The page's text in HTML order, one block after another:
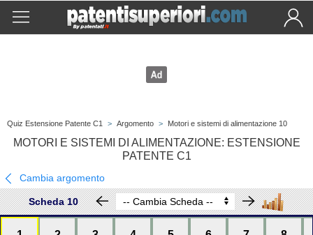
Quiz Estensione Patente C1 > Argomento > Motori e sistemi di alimentazione 10
MOTORI E SISTEMI DI ALIMENTAZIONE: ESTENSIONE
PATENTE C1
Cambia argomento
Scheda 10